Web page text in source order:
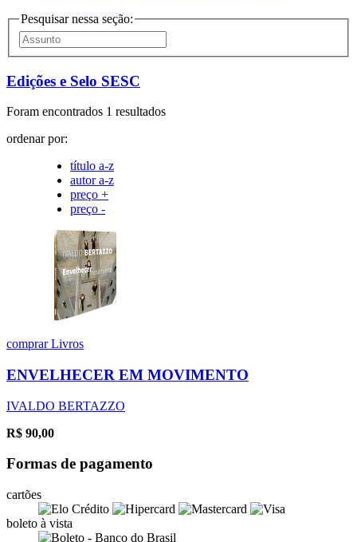
Pesquisar nessa seção:
Edições e Selo SESC
Foram encontrados 1 resultados
ordenar por:
título a-z
autor a-z
preço +
preço -
comprarLivros
ENVELHECER EM MOVIMENTO
IVALDO BERTAZZO
R$ 90,00
Formas de pagamento
cartões
boleto à vista